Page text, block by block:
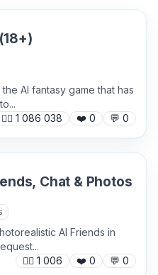
✕
AI fantasy game that has
🙍‍♂️ 1 086 038 ❤️ 0 💬 0
Chat & Photos
AI Friends in
🙍‍♂️ 1 006 ❤️ 0 💬 0